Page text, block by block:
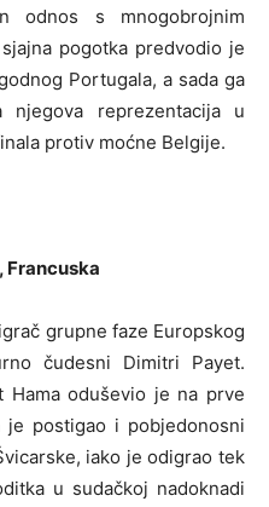
odnos s mnogobrojnim
pogotka predvodio je
Portugala, a sada ga
reprezentacija u
protiv moćne Belgije.
Francuska
grupne faze Europskog
čudesni Dimitri Payet.
Hama oduševio je na prve
postigao i pobjedonosni
iako je odigrao tek
u sudačkoj nadoknadi